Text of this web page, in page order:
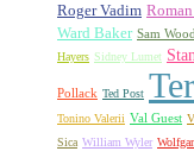
Roger Vadim
Ward Baker Sam Wood
Hayers Sidney Lumet
Pollack Ted Post
Tonino Valerii Val Guest
Sica William Wyler